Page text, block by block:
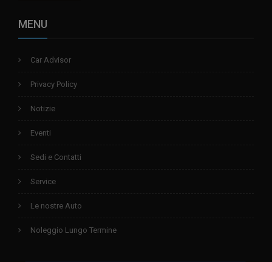
MENU
Car Advisor
Privacy Policy
Notizie
Eventi
Sedi e Contatti
Service
Le nostre Auto
Noleggio Lungo Termine